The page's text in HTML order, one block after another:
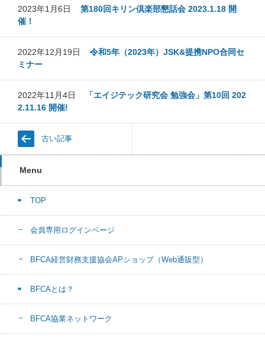
2023年1月6日 第180回キリン倶楽部懇話会 2023.1.18 開
催！
2022年12月19日 令和5年（2023年）JSK&提携NPO合同セ
ミナー
2022年11月4日
「エイジテック研究会 勉強会」第10回 202
2.11.16 開催!
古い記事
Menu
TOP
会員専用ログインページ
BFCA経営財務支援協会APショップ（Web通販型）
BFCAとは？
BFCA協業ネットワーク